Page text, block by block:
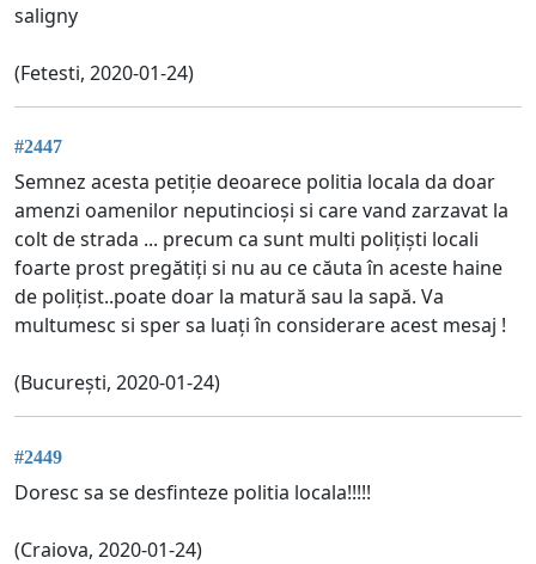
saligny
(Fetesti, 2020-01-24)
#2447
Semnez acesta petiție deoarece politia locala da doar
amenzi oamenilor neputincioși si care vand zarzavat la
colt de strada ... precum ca sunt multi polițiști locali
foarte prost pregătiți si nu au ce căuta în aceste haine
de polițist..poate doar la matură sau la sapă. Va
multumesc si sper sa luați în considerare acest mesaj !
(București, 2020-01-24)
#2449
Doresc sa se desfinteze politia locala!!!!!
(Craiova, 2020-01-24)